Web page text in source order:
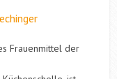
Frauenmittel der